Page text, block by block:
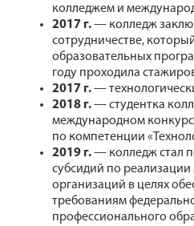
колледжем и
2017 г.— колледж
сотрудничестве,
образовательных
году проходила
2017 г.—
2018 г.— студентка
международном
по компетенции
2019 г.— колледж стал
субсидий по
организаций в целях
требованиям
профессионального